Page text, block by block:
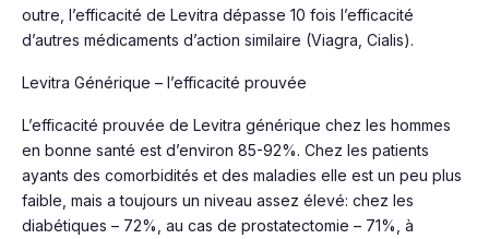
outre, l’efficacité de Levitra dépasse 10 fois l’efficacité
d’autres médicaments d’action similaire (Viagra, Cialis).
Levitra Générique – l’efficacité prouvée
L’efficacité prouvée de Levitra générique chez les hommes
en bonne santé est d’environ 85-92%. Chez les patients
ayants des comorbidités et des maladies elle est un peu plus
faible, mais a toujours un niveau assez élevé: chez les
diabétiques – 72%, au cas de prostatectomie – 71%, à